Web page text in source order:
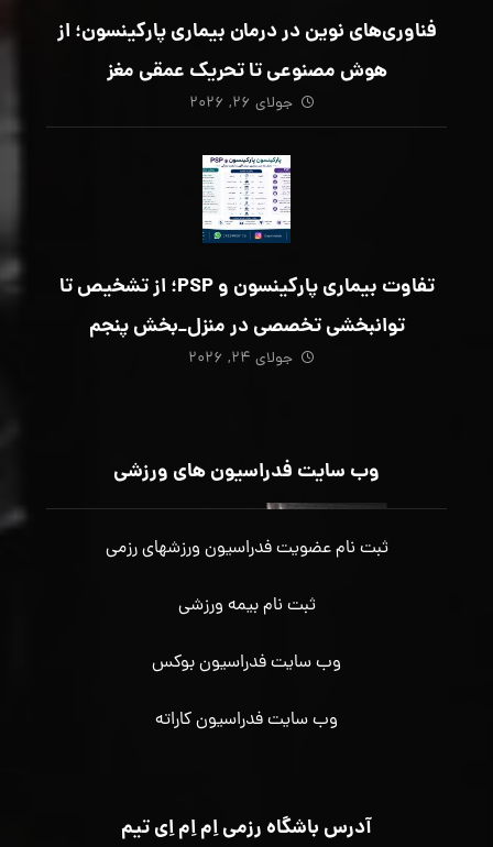
فناوری‌های نوین در درمان بیماری پارکینسون؛ از
هوش مصنوعی تا تحریک عمقی مغز
جولای ۲۶, ۲۰۲۶
تفاوت بیماری پارکینسون و PSP؛ از تشخیص تا
توانبخشی تخصصی در منزل_بخش پنجم
جولای ۲۴, ۲۰۲۶
وب سایت فدراسیون های ورزشی
ثبت نام عضویت فدراسیون ورزشهای رزمی
ثبت نام بیمه ورزشی
وب سایت فدراسیون بوکس
وب سایت فدراسیون کاراته
آدرس باشگاه رزمی اِم اِم اِی تیم